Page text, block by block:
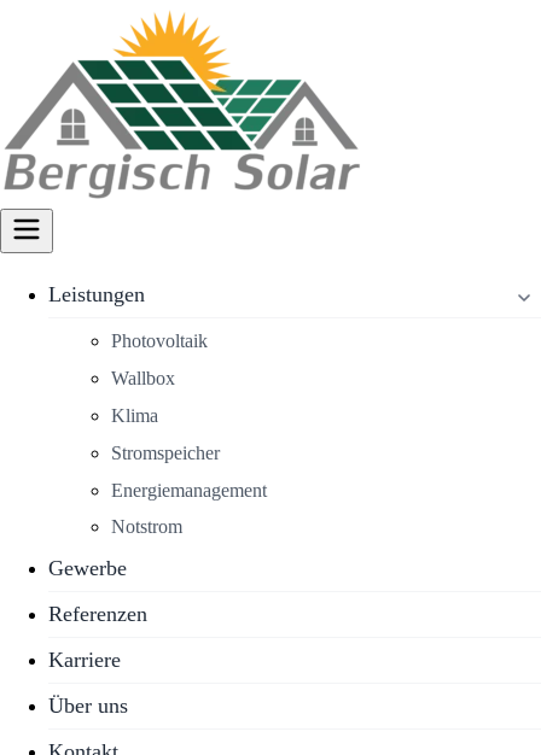
Leistungen
Photovoltaik
Wallbox
Klima
Stromspeicher
Energiemanagement
Notstrom
Gewerbe
Referenzen
Karriere
Über uns